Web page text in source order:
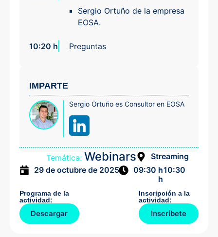
Sergio Ortuño de la empresa
EOSA.
10:20 h Preguntas
IMPARTE
Sergio Ortuño es Consultor en EOSA
Streaming
Temática: Webinars
29 de octubre de 2025 09:30 h- 10:30
h
Programa de la
actividad:
Descargar
Inscripción a la
actividad:
Inscríbete